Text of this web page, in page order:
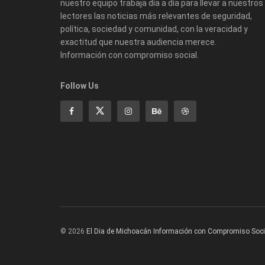
nuestro equipo trabaja día a día para llevar a nuestros
lectores las noticias más relevantes de seguridad,
política, sociedad y comunidad, con la veracidad y
exactitud que nuestra audiencia merece.
Información con compromiso social.
Follow Us
© 2026 El Dia de Michoacán Información con Compromiso